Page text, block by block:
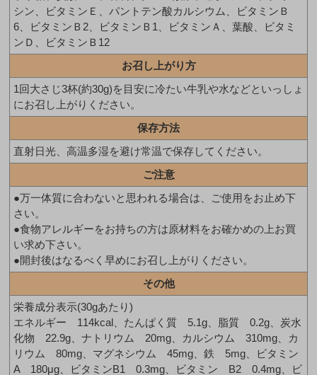
シン、ビタミンＥ、パントテン酸カルシウム、ビタミンＢ
6、ビタミンＢ2、ビタミンＢ1、ビタミンＡ、葉酸、ビタミ
ンＤ、ビタミンＢ12
お召し上がり方
1回大さじ3杯(約30g)を目安に冷たい牛乳や水などといっしょ
にお召し上がりください。
保存方法
直射日光、高温多湿を避け常温で保存してください。
ご注意
●万一体質に合わないと思われる場合は、ご使用をお止め下
さい。
●食物アレルギーをお持ちの方は原材料をお確かめの上お買
い求め下さい。
●開封後はなるべく早めにお召し上がりください。
その他
栄養成分表示(30gあたり)
エネルギー 114kcal、たんぱく質 5.1g、脂質 0.2g、炭水
化物 22.9g、ナトリウム 20mg、カルシウム 310mg、カ
リウム 80mg、マグネシウム 45mg、鉄 5mg、ビタミン
A 180μg、ビタミンB1 0.3mg、ビタミン B2 0.4mg、ビ